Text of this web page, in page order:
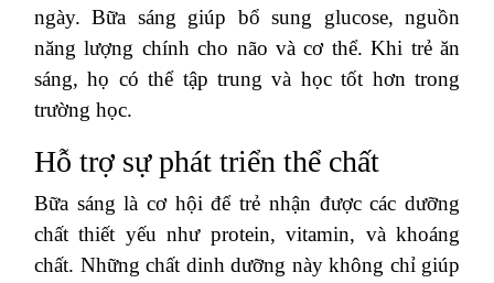
ngày. Bữa sáng giúp bổ sung glucose, nguồn
năng lượng chính cho não và cơ thể. Khi trẻ ăn
sáng, họ có thể tập trung và học tốt hơn trong
trường học.
Hỗ trợ sự phát triển thể chất
Bữa sáng là cơ hội để trẻ nhận được các dưỡng
chất thiết yếu như protein, vitamin, và khoáng
chất. Những chất dinh dưỡng này không chỉ giúp